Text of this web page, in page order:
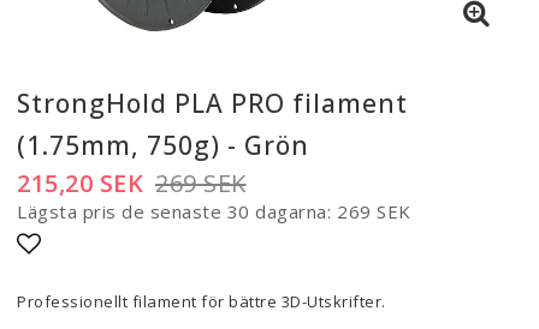
StrongHold PLA PRO filament
(1.75mm, 750g) - Grön
269 SEK
215,20 SEK
Lägsta pris de senaste 30 dagarna 269 SEK
Professionellt filament för bättre 3D-Utskrifter.